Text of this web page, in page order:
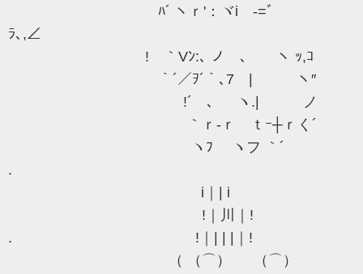
ﾊ´ ヽｒ'：ヾi -=ﾞ
ﾗ､,∠
! ｀Vﾝ:､ ノ ､ ヽ ｯ,ｺ
｀´／ｦ´｀､7 | ヽ″
!´ ､ ヽ.| ノ
｀ｒ-ｒゝｔｰ┼ｒく´
ヽﾌ ヽフ ｀´
.
i｜| i
!｜川｜!
. !｜| | |｜!
（ （⌒） （⌒）